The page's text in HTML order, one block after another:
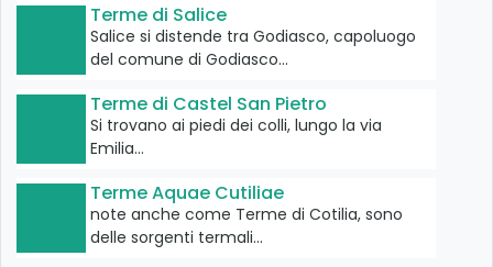
Terme di Salice
Salice si distende tra Godiasco, capoluogo
del comune di Godiasco…
Terme di Castel San Pietro
Si trovano ai piedi dei colli, lungo la via
Emilia…
Terme Aquae Cutiliae
note anche come Terme di Cotilia, sono
delle sorgenti termali…